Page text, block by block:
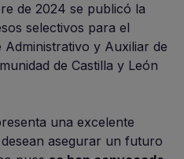
de 2024 se publicó la
selectivos para el
y Auxiliar de
de Castilla y León
una excelente
asegurar un futuro